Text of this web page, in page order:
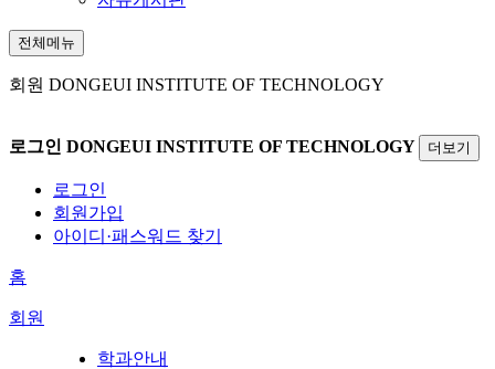
전체메뉴
회원 DONGEUI INSTITUTE OF TECHNOLOGY
로그인 DONGEUI INSTITUTE OF TECHNOLOGY 더보기
로그인
회원가입
아이디·패스워드 찾기
홈
회원
학과안내